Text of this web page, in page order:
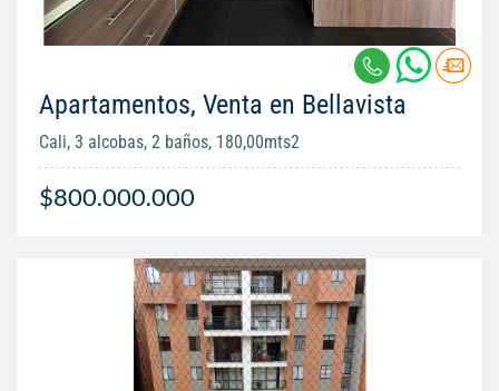
Apartamentos, Venta en Bellavista
Cali, 3 alcobas, 2 baños, 180,00mts2
$800.000.000